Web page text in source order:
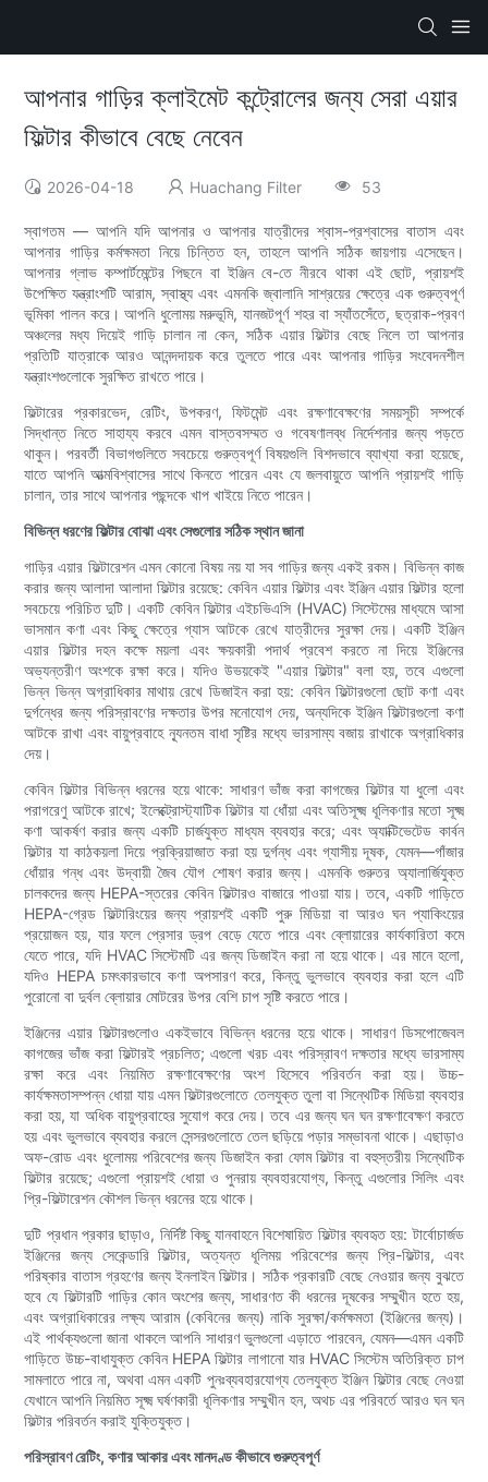
আপনার গাড়ির ক্লাইমেট কন্ট্রোলের জন্য সেরা এয়ার
ফিল্টার কীভাবে বেছে নেবেন
2026-04-18 Huachang Filter 53
স্বাগতম — আপনি যদি আপনার ও আপনার যাত্রীদের শ্বাস-প্রশ্বাসের বাতাস এবং
আপনার গাড়ির কর্মক্ষমতা নিয়ে চিন্তিত হন, তাহলে আপনি সঠিক জায়গায় এসেছেন।
আপনার গ্লাভ কম্পার্টমেন্টের পিছনে বা ইঞ্জিন বে-তে নীরবে থাকা এই ছোট, প্রায়শই
উপেক্ষিত যন্ত্রাংশটি আরাম, স্বাস্থ্য এবং এমনকি জ্বালানি সাশ্রয়ের ক্ষেত্রে এক গুরুত্বপূর্ণ
ভূমিকা পালন করে। আপনি ধুলোময় মরুভূমি, যানজটপূর্ণ শহর বা স্যাঁতসেঁতে, ছত্রাক-প্রবণ
অঞ্চলের মধ্য দিয়েই গাড়ি চালান না কেন, সঠিক এয়ার ফিল্টার বেছে নিলে তা আপনার
প্রতিটি যাত্রাকে আরও আনন্দদায়ক করে তুলতে পারে এবং আপনার গাড়ির সংবেদনশীল
যন্ত্রাংশগুলোকে সুরক্ষিত রাখতে পারে।
ফিল্টারের প্রকারভেদ, রেটিং, উপকরণ, ফিটমেন্ট এবং রক্ষণাবেক্ষণের সময়সূচী সম্পর্কে
সিদ্ধান্ত নিতে সাহায্য করবে এমন বাস্তবসম্মত ও গবেষণালব্ধ নির্দেশনার জন্য পড়তে
থাকুন। পরবর্তী বিভাগগুলিতে সবচেয়ে গুরুত্বপূর্ণ বিষয়গুলি বিশদভাবে ব্যাখ্যা করা হয়েছে,
যাতে আপনি আত্মবিশ্বাসের সাথে কিনতে পারেন এবং যে জলবায়ুতে আপনি প্রায়শই গাড়ি
চালান, তার সাথে আপনার পছন্দকে খাপ খাইয়ে নিতে পারেন।
বিভিন্ন ধরণের ফিল্টার বোঝা এবং সেগুলোর সঠিক স্থান জানা
গাড়ির এয়ার ফিল্টারেশন এমন কোনো বিষয় নয় যা সব গাড়ির জন্য একই রকম। বিভিন্ন কাজ
করার জন্য আলাদা আলাদা ফিল্টার রয়েছে: কেবিন এয়ার ফিল্টার এবং ইঞ্জিন এয়ার ফিল্টার হলো
সবচেয়ে পরিচিত দুটি। একটি কেবিন ফিল্টার এইচভিএসি (HVAC) সিস্টেমের মাধ্যমে আসা
ভাসমান কণা এবং কিছু ক্ষেত্রে গ্যাস আটকে রেখে যাত্রীদের সুরক্ষা দেয়। একটি ইঞ্জিন
এয়ার ফিল্টার দহন কক্ষে ময়লা এবং ক্ষয়কারী পদার্থ প্রবেশ করতে না দিয়ে ইঞ্জিনের
অভ্যন্তরীণ অংশকে রক্ষা করে। যদিও উভয়কেই "এয়ার ফিল্টার" বলা হয়, তবে এগুলো
ভিন্ন ভিন্ন অগ্রাধিকার মাথায় রেখে ডিজাইন করা হয়: কেবিন ফিল্টারগুলো ছোট কণা এবং
দুর্গন্ধের জন্য পরিস্রাবণের দক্ষতার উপর মনোযোগ দেয়, অন্যদিকে ইঞ্জিন ফিল্টারগুলো কণা
আটকে রাখা এবং বায়ুপ্রবাহে ন্যূনতম বাধা সৃষ্টির মধ্যে ভারসাম্য বজায় রাখাকে অগ্রাধিকার
দেয়।
কেবিন ফিল্টার বিভিন্ন ধরনের হয়ে থাকে: সাধারণ ভাঁজ করা কাগজের ফিল্টার যা ধুলো এবং
পরাগরেণু আটকে রাখে; ইলেক্ট্রোস্ট্যাটিক ফিল্টার যা ধোঁয়া এবং অতিসূক্ষ্ম ধূলিকণার মতো সূক্ষ্ম
কণা আকর্ষণ করার জন্য একটি চার্জযুক্ত মাধ্যম ব্যবহার করে; এবং অ্যাক্টিভেটেড কার্বন
ফিল্টার যা কাঠকয়লা দিয়ে প্রক্রিয়াজাত করা হয় দুর্গন্ধ এবং গ্যাসীয় দূষক, যেমন—গাঁজার
ধোঁয়ার গন্ধ এবং উদ্বায়ী জৈব যৌগ শোষণ করার জন্য। এমনকি গুরুতর অ্যালার্জিযুক্ত
চালকদের জন্য HEPA-স্তরের কেবিন ফিল্টারও বাজারে পাওয়া যায়। তবে, একটি গাড়িতে
HEPA-গ্রেড ফিল্টারিংয়ের জন্য প্রায়শই একটি পুরু মিডিয়া বা আরও ঘন প্যাকিংয়ের
প্রয়োজন হয়, যার ফলে প্রেসার ড্রপ বেড়ে যেতে পারে এবং ব্লোয়ারের কার্যকারিতা কমে
যেতে পারে, যদি HVAC সিস্টেমটি এর জন্য ডিজাইন করা না হয়ে থাকে। এর মানে হলো,
যদিও HEPA চমৎকারভাবে কণা অপসারণ করে, কিন্তু ভুলভাবে ব্যবহার করা হলে এটি
পুরোনো বা দুর্বল ব্লোয়ার মোটরের উপর বেশি চাপ সৃষ্টি করতে পারে।
ইঞ্জিনের এয়ার ফিল্টারগুলোও একইভাবে বিভিন্ন ধরনের হয়ে থাকে। সাধারণ ডিসপোজেবল
কাগজের ভাঁজ করা ফিল্টারই প্রচলিত; এগুলো খরচ এবং পরিস্রাবণ দক্ষতার মধ্যে ভারসাম্য
রক্ষা করে এবং নিয়মিত রক্ষণাবেক্ষণের অংশ হিসেবে পরিবর্তন করা হয়। উচ্চ-
কার্যক্ষমতাসম্পন্ন ধোয়া যায় এমন ফিল্টারগুলোতে তেলযুক্ত তুলা বা সিন্থেটিক মিডিয়া ব্যবহার
করা হয়, যা অধিক বায়ুপ্রবাহের সুযোগ করে দেয়। তবে এর জন্য ঘন ঘন রক্ষণাবেক্ষণ করতে
হয় এবং ভুলভাবে ব্যবহার করলে সেন্সরগুলোতে তেল ছড়িয়ে পড়ার সম্ভাবনা থাকে। এছাড়াও
অফ-রোড এবং ধুলোময় পরিবেশের জন্য ডিজাইন করা ফোম ফিল্টার বা বহুস্তরীয় সিন্থেটিক
ফিল্টার রয়েছে; এগুলো প্রায়শই ধোয়া ও পুনরায় ব্যবহারযোগ্য, কিন্তু এগুলোর সিলিং এবং
প্রি-ফিল্টারেশন কৌশল ভিন্ন ধরনের হয়ে থাকে।
দুটি প্রধান প্রকার ছাড়াও, নির্দিষ্ট কিছু যানবাহনে বিশেষায়িত ফিল্টার ব্যবহৃত হয়: টার্বোচার্জড
ইঞ্জিনের জন্য সেকেন্ডারি ফিল্টার, অত্যন্ত ধূলিময় পরিবেশের জন্য প্রি-ফিল্টার, এবং
পরিষ্কার বাতাস গ্রহণের জন্য ইনলাইন ফিল্টার। সঠিক প্রকারটি বেছে নেওয়ার জন্য বুঝতে
হবে যে ফিল্টারটি গাড়ির কোন অংশের জন্য, সাধারণত কী ধরনের দূষকের সম্মুখীন হতে হয়,
এবং অগ্রাধিকারের লক্ষ্য আরাম (কেবিনের জন্য) নাকি সুরক্ষা/কর্মক্ষমতা (ইঞ্জিনের জন্য)।
এই পার্থক্যগুলো জানা থাকলে আপনি সাধারণ ভুলগুলো এড়াতে পারবেন, যেমন—এমন একটি
গাড়িতে উচ্চ-বাধাযুক্ত কেবিন HEPA ফিল্টার লাগানো যার HVAC সিস্টেম অতিরিক্ত চাপ
সামলাতে পারে না, অথবা এমন একটি পুনঃব্যবহারযোগ্য তেলযুক্ত ইঞ্জিন ফিল্টার বেছে নেওয়া
যেখানে আপনি নিয়মিত সূক্ষ্ম ঘর্ষণকারী ধূলিকণার সম্মুখীন হন, অথচ এর পরিবর্তে আরও ঘন ঘন
ফিল্টার পরিবর্তন করাই যুক্তিযুক্ত।
পরিস্রাবণ রেটিং, কণার আকার এবং মানদণ্ড কীভাবে গুরুত্বপূর্ণ